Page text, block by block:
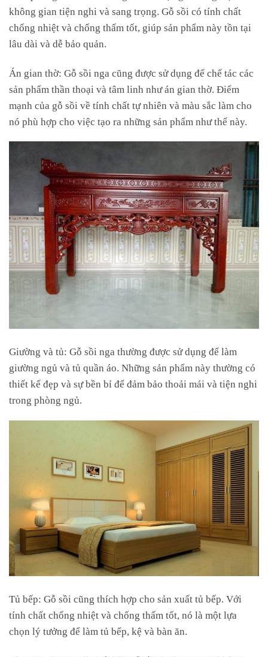
không gian tiện nghi và sang trọng. Gỗ sồi có tính chất
chống nhiệt và chống thấm tốt, giúp sản phẩm này tồn tại
lâu dài và dễ bảo quản.
Án gian thờ: Gỗ sồi nga cũng được sử dụng để chế tác các
sản phẩm thần thoại và tâm linh như án gian thờ. Điểm
mạnh của gỗ sồi về tính chất tự nhiên và màu sắc làm cho
nó phù hợp cho việc tạo ra những sản phẩm như thế này.
Giường và tủ: Gỗ sồi nga thường được sử dụng để làm
giường ngủ và tủ quần áo. Những sản phẩm này thường có
thiết kế đẹp và sự bền bỉ để đảm bảo thoải mái và tiện nghi
trong phòng ngủ.
Tủ bếp: Gỗ sồi cũng thích hợp cho sản xuất tủ bếp. Với
tính chất chống nhiệt và chống thấm tốt, nó là một lựa
chọn lý tưởng để làm tủ bếp, kệ và bàn ăn.